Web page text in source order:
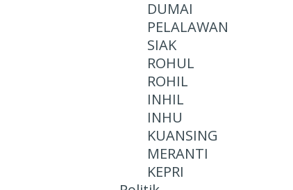
DUMAI
PELALAWAN
SIAK
ROHUL
ROHIL
INHIL
INHU
KUANSING
MERANTI
KEPRI